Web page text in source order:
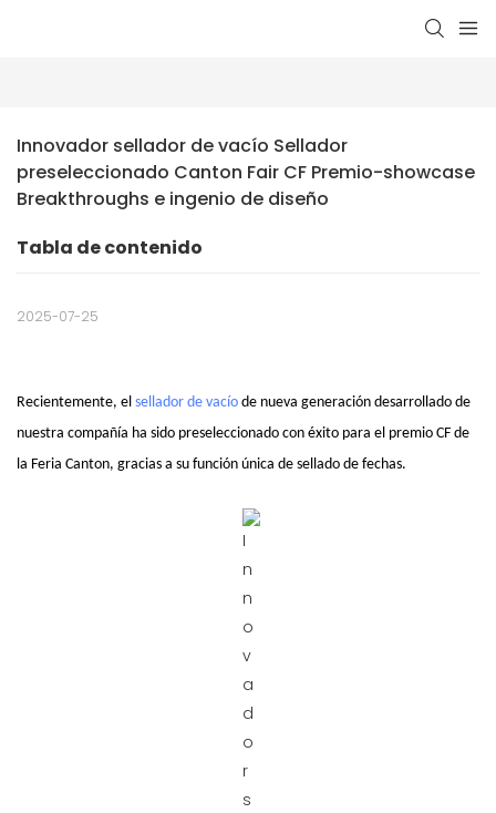
Innovador sellador de vacío Sellador
preseleccionado Canton Fair CF Premio-showcase
Breakthroughs e ingenio de diseño
Tabla de contenido
2025-07-25
Recientemente, el sellador de vacío de nueva generación desarrollado de
nuestra compañía ha sido preseleccionado con éxito para el premio CF de
la Feria Canton, gracias a su función única de sellado de fechas.